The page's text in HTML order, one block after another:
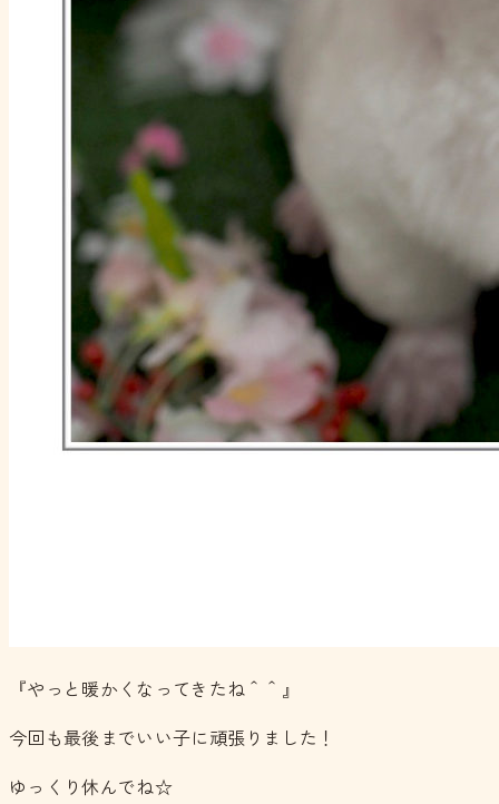
『やっと暖かくなってきたね＾＾』
今回も最後までいい子に頑張りました！
ゆっくり休んでね☆